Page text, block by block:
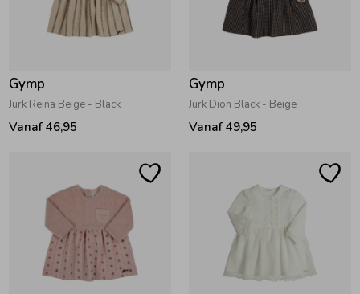
Gymp
Jurk Reina Beige - Black
Vanaf 46,95
Gymp
Jurk Dion Black - Beige
Vanaf 49,95